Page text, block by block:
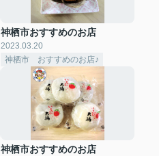
神栖市おすすめのお店
2023.03.20
神栖市 おすすめのお店♪
神栖市おすすめのお店